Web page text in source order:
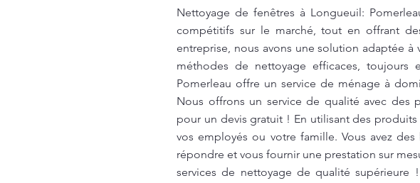
Nettoyage de fenêtres à Longueuil:
compétitifs sur le marché, tout en offrant
entreprise, nous avons une solution adaptée
méthodes de nettoyage efficaces,
Pomerleau offre un service de ménage à
Nous offrons un service de qualité avec des
pour un devis gratuit ! En utilisant des
vos employés ou votre famille. Vous avez
répondre et vous fournir une prestation sur
services de nettoyage de qualité